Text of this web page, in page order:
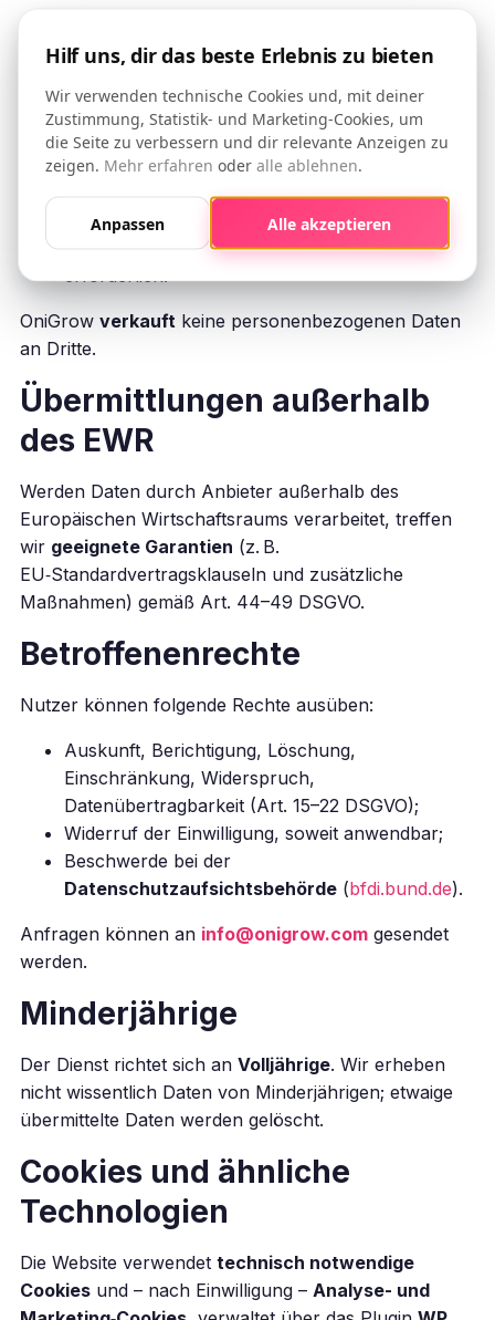
eigenständige Verantwortliche;
CRM, Analytics, WordPress‑Plugins) – als
Auftragsverarbeiter gem. Art. 28 DSGVO
benannt;
Berater und Auftragnehmermit
Vertraulichkeitsverpflichtung;
Zuständige Behörden, sofern gesetzlich
erforderlich.
OniGrow verkauftkeine personenbezogenen Daten
an Dritte.
Übermittlungen außerhalb
des EWR
Werden Daten durch Anbieter außerhalb des
Europäischen Wirtschaftsraums verarbeitet, treffen
wir geeignete Garantien (z. B.
EU‑Standardvertragsklauseln und zusätzliche
Maßnahmen) gemäß Art. 44–49 DSGVO.
Betroffenenrechte
Nutzer können folgende Rechte ausüben:
Auskunft, Berichtigung, Löschung,
Einschränkung, Widerspruch,
Datenübertragbarkeit (Art. 15–22 DSGVO);
Widerruf der Einwilligung, soweit anwendbar;
Beschwerde bei der
Datenschutzaufsichtsbehörde(bfdi.bund.de).
Anfragen können an info@onigrow.comgesendet
werden.
Minderjährige
Der Dienst richtet sich an Volljährige. Wir erheben
nicht wissentlich Daten von Minderjährigen; etwaige
übermittelte Daten werden gelöscht.
Cookies und ähnliche
Technologien
Die Website verwendet technisch notwendige
Cookiesund – nach Einwilligung – Analyse- und
Hilf uns, dir das beste Erlebnis zu bieten
Wir verwenden technische Cookies und, mit deiner
Zustimmung, Statistik- und Marketing-Cookies, um
die Seite zu verbessern und dir relevante Anzeigen zu
zeigen. Mehr erfahren oder alle ablehnen.
Anpassen Alle akzeptieren